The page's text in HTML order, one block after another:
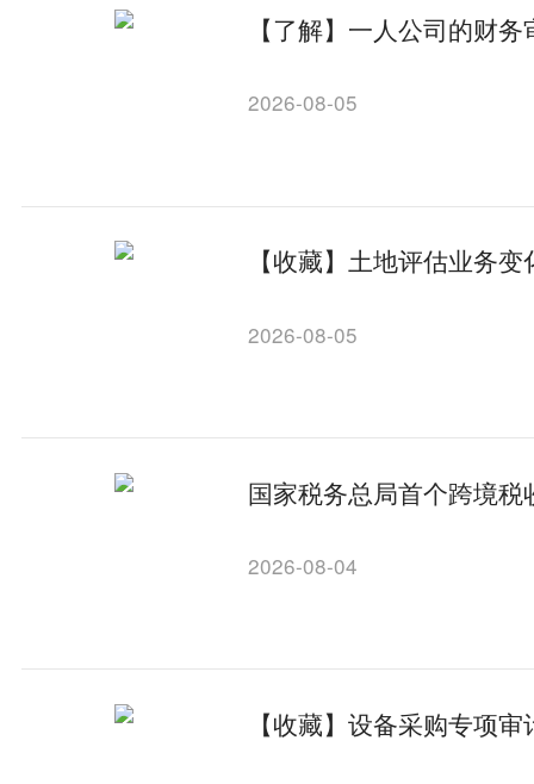
【了解】一人公司的财
2026-08-05
【收藏】土地评估业务
2026-08-05
国家税务总局首个跨境
2026-08-04
【收藏】设备采购专项